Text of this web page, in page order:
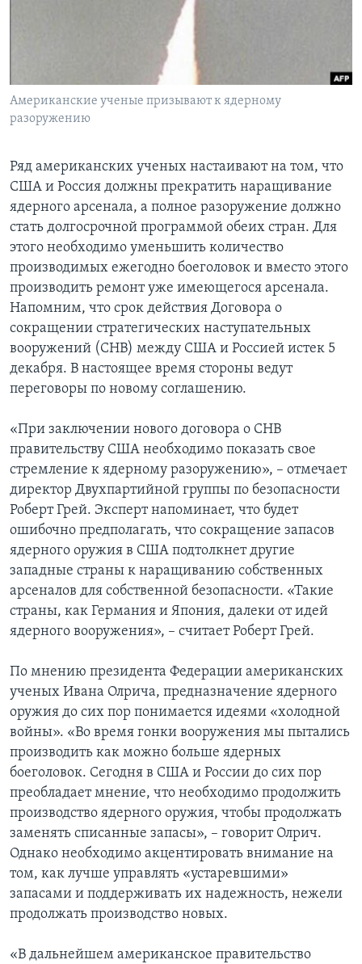
Американские ученые призывают к ядерному
разоружению
Ряд американских ученых настаивают на том, что
США и Россия должны прекратить наращивание
ядерного арсенала, а полное разоружение должно
стать долгосрочной программой обеих стран. Для
этого необходимо уменьшить количество
производимых ежегодно боеголовок и вместо этого
производить ремонт уже имеющегося арсенала.
Напомним, что срок действия Договора о
сокращении стратегических наступательных
вооружений (СНВ) между США и Россией истек 5
декабря. В настоящее время стороны ведут
переговоры по новому соглашению.
«При заключении нового договора о СНВ
правительству США необходимо показать свое
стремление к ядерному разоружению», – отмечает
директор Двухпартийной группы по безопасности
Роберт Грей. Эксперт напоминает, что будет
ошибочно предполагать, что сокращение запасов
ядерного оружия в США подтолкнет другие
западные страны к наращиванию собственных
арсеналов для собственной безопасности. «Такие
страны, как Германия и Япония, далеки от идей
ядерного вооружения», – считает Роберт Грей.
По мнению президента Федерации американских
ученых Ивана Олрича, предназначение ядерного
оружия до сих пор понимается идеями «холодной
войны». «Во время гонки вооружения мы пытались
производить как можно больше ядерных
боеголовок. Сегодня в США и России до сих пор
преобладает мнение, что необходимо продолжить
производство ядерного оружия, чтобы продолжать
заменять списанные запасы», – говорит Олрич.
Однако необходимо акцентировать внимание на
том, как лучше управлять «устаревшими»
запасами и поддерживать их надежность, нежели
продолжать производство новых.
«В дальнейшем американское правительство